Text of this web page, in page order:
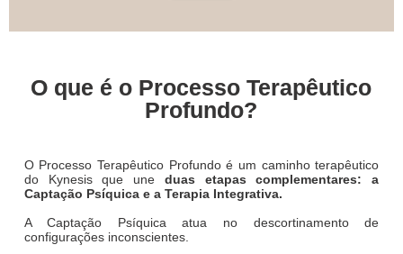
O que é o Processo Terapêutico
Profundo?
O Processo Terapêutico Profundo é um caminho terapêutico
do Kynesis que une duas etapas complementares: a
Captação Psíquica e a Terapia Integrativa.
A Captação Psíquica atua no descortinamento de
configurações inconscientes.